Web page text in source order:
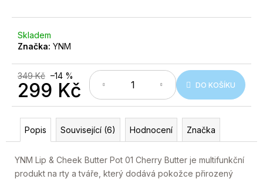
Skladem
Značka: YNM
349 Kč –14 %
299 Kč
Měrná
cena:
DO KOŠÍKU
Popis Související (6) Hodnocení Značka
YNM Lip & Cheek Butter Pot 01 Cherry Butter je multifunkční
produkt na rty a tváře, který dodává pokožce přirozený
e
m
e